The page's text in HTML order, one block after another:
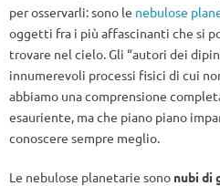
per osservarli: sono le nebulose
oggetti fra i più affascinanti che si
trovare nel cielo. Gli “autori dei
innumerevoli processi fisici di cui
abbiamo una comprensione
esauriente, ma che piano piano
conoscere sempre meglio.
Le nebulose planetarie sono nubi di